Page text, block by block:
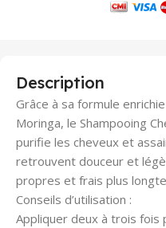
Description
Grâce à sa formule
Moringa, le Shampooing
purifie les cheveux et
retrouvent douceur et
propres et frais plus
Conseils d’utilisation :
Appliquer deux à trois fois